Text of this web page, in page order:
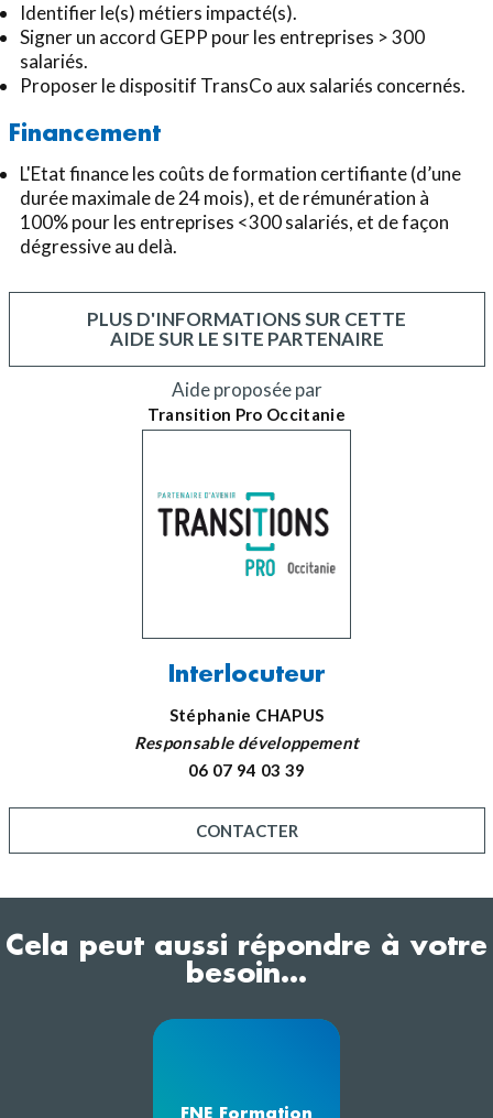
Identifier le(s) métiers impacté(s).
Signer un accord GEPP pour les entreprises > 300
salariés.
Proposer le dispositif TransCo aux salariés concernés.
Financement
L'Etat finance les coûts de formation certifiante (d’une
durée maximale de 24 mois), et de rémunération à
100% pour les entreprises <300 salariés, et de façon
dégressive au delà.
PLUS D'INFORMATIONS SUR CETTE
AIDE SUR LE SITE PARTENAIRE
Aide proposée par
Transition Pro Occitanie
Interlocuteur
Stéphanie CHAPUS
Responsable développement
06 07 94 03 39
CONTACTER
Cela peut aussi répondre à votre
besoin…
FNE Formation